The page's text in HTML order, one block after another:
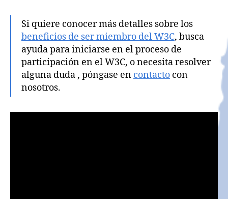
Si quiere conocer más detalles sobre los
beneficios de ser miembro del W3C, busca
ayuda para iniciarse en el proceso de
participación en el W3C, o necesita resolver
alguna duda , póngase en contacto con
nosotros.